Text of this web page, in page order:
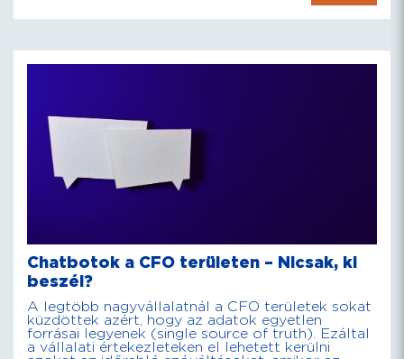
Chatbotok a CFO területen – Nicsak, ki
beszél?
A legtöbb nagyvállalatnál a CFO területek sokat
küzdöttek azért, hogy az adatok egyetlen
forrásai legyenek (single source of truth). Ezáltal
a vállalati értekezleteken el lehetett kerülni